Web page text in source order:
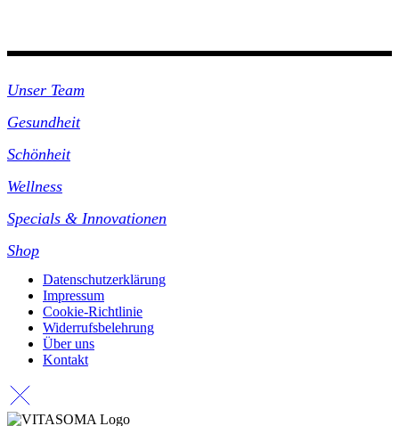
Unser Team
Gesundheit
Schönheit
Wellness
Specials & Innovationen
Shop
Datenschutzerklärung
Impressum
Cookie-Richtlinie
Widerrufsbelehrung
Über uns
Kontakt